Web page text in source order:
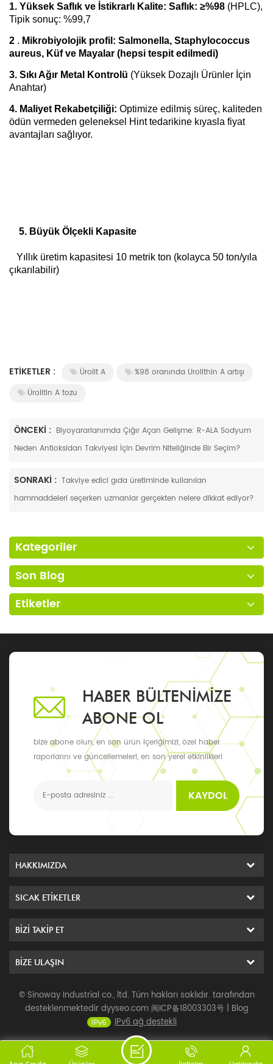
1. Yüksek Saflık ve İstikrarlı Kalite: Saflık: ≥%98 (HPLC),
Tipik sonuç: %99,7
2 . Mikrobiyolojik profil: Salmonella, Staphylococcus
aureus, Küf ve Mayalar (hepsi tespit edilmedi)
3. Sıkı Ağır Metal Kontrolü (Yüksek Dozajlı Ürünler İçin
Anahtar)
4. Maliyet Rekabetçiliği: Optimize edilmiş süreç, kaliteden
ödün vermeden geleneksel Hint tedarikine kıyasla fiyat
avantajları sağlıyor.
çıkarılabilir)
ETIKETLER : Ürolit A
%98 oranında Urolithin A artışı
Ürolitin A tozu
ÖNCEKI : Biyoyararlanımda Çığır Açan Gelişme: R-ALA Sodyum
Neden Antioksidan Takviyesi İçin Devrim Niteliğinde Bir Seçim?
SONRAKI : Takviye edici gıda üretiminde kullanılan
hammaddeleri seçerken uzmanlar gerçekten nelere dikkat ediyor?
Kategoriler
Son Blog
Etiketler
HABER BÜLTENIMIZE
ABONE OL
bize abone olun, en son ürün içeriğimizi, özel haber
raporlarını ve güncellemeleri, en son yerel etkinlikleri
alabilirsiniz
KAYDOL
HAKKIMIZDA
SICAK ETIKETLER
BIZI TAKIP ET
BIZE ULAŞIN
© Sinoway Industrial co., ltd. Tüm hakları saklıdır. tarafından
desteklenmektedirdyyseo.com 闽ICP备18003303号| Blog
IPv6 ağ destekli